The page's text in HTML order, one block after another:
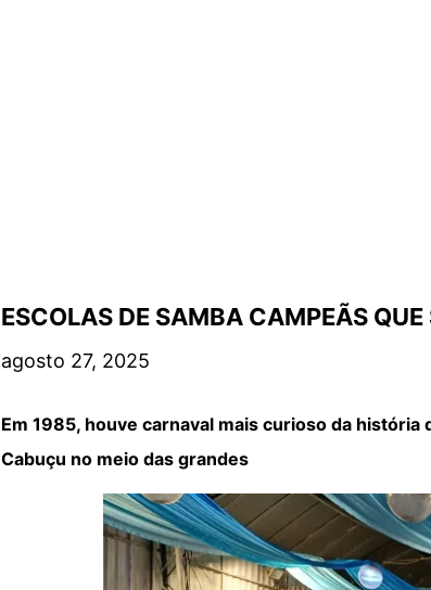
ESCOLAS DE SAMBA CAMPEÃS
agosto 27, 2025
Em 1985, houve carnaval mais curioso da história
Cabuçu no meio das grandes